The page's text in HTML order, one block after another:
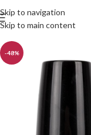
Skip to navigation
Skip to main content
-48%